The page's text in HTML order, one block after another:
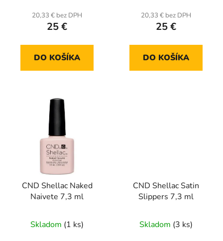
20,33 € bez DPH
25 €
DO KOŠÍKA
20,33 € bez DPH
25 €
DO KOŠÍKA
CND Shellac Naked
Naivete 7,3 ml
Skladom (1 ks)
CND Shellac Satin
Slippers 7,3 ml
Skladom (3 ks)